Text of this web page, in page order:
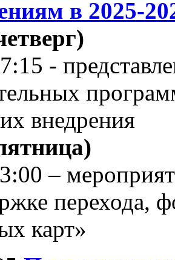
в 2025-
-
внедрения
–
перехода,
карт»